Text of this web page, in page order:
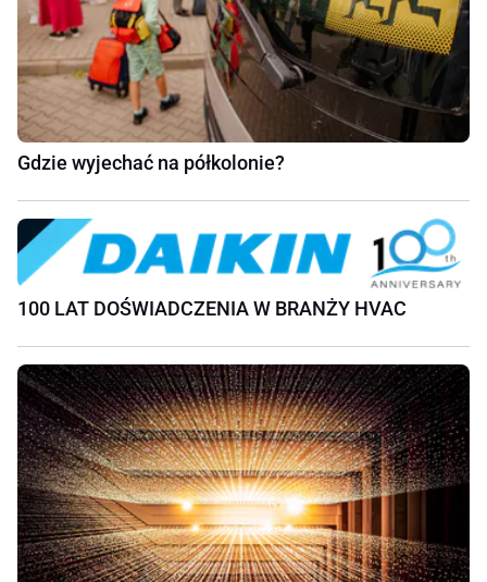
Gdzie wyjechać na półkolonie?
100 LAT DOŚWIADCZENIA W BRANŻY HVAC